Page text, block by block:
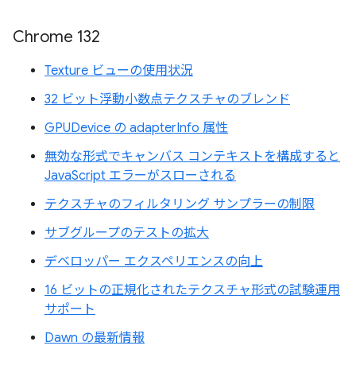
Chrome 132
Texture ビューの使用状況
32 ビット浮動小数点テクスチャのブレンド
GPUDevice の adapterInfo 属性
無効な形式でキャンバス コンテキストを構成すると
JavaScript エラーがスローされる
テクスチャのフィルタリング サンプラーの制限
サブグループのテストの拡大
デベロッパー エクスペリエンスの向上
16 ビットの正規化されたテクスチャ形式の試験運用
サポート
Dawn の最新情報